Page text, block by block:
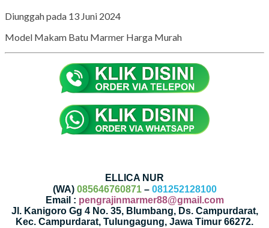
Diunggah pada 13 Juni 2024
Model Makam Batu Marmer Harga Murah
ELLICA NUR
(WA) 085646760871– 081252128100
Email : pengrajinmarmer88@gmail.com
Jl. Kanigoro Gg 4 No. 35, Blumbang, Ds. Campurdarat,
Kec. Campurdarat, Tulungagung, Jawa Timur 66272.